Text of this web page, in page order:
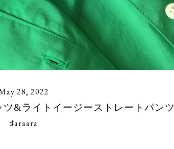
28, 2022
ツ&ライトイージーストレートパンツ
♯araara